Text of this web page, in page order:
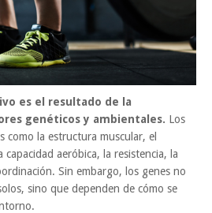
es el resultado de la
genéticos y ambientales. Los
como la estructura muscular, el
aeróbica, la resistencia, la
Sin embargo, los genes no
sino que dependen de cómo se